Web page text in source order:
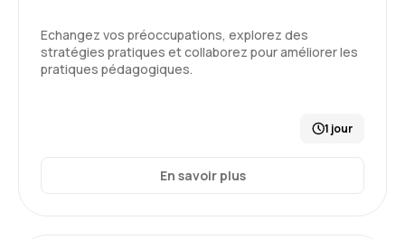
Formation en accord avec mes attentes, très
Echangez vos préoccupations, explorez des
stratégies pratiques et collaborez pour améliorer les
pratiques pédagogiques.
1 jour
En savoir plus